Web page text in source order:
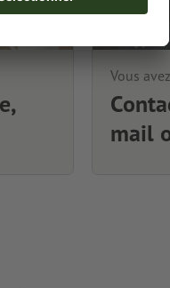
Vous
mail